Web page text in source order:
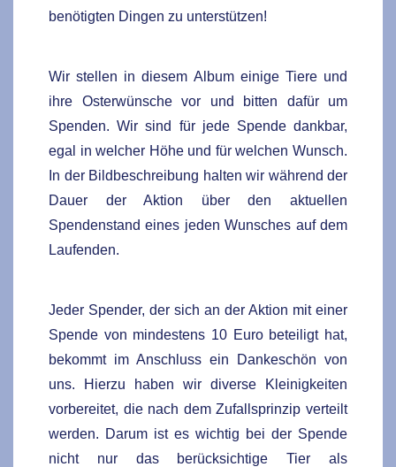
benötigten Dingen zu unterstützen!
Wir stellen in diesem Album einige Tiere und
ihre Osterwünsche vor und bitten dafür um
Spenden. Wir sind für jede Spende dankbar,
egal in welcher Höhe und für welchen Wunsch.
In der Bildbeschreibung halten wir während der
Dauer der Aktion über den aktuellen
Spendenstand eines jeden Wunsches auf dem
Laufenden.
Jeder Spender, der sich an der Aktion mit einer
Spende von mindestens 10 Euro beteiligt hat,
bekommt im Anschluss ein Dankeschön von
uns. Hierzu haben wir diverse Kleinigkeiten
vorbereitet, die nach dem Zufallsprinzip verteilt
werden. Darum ist es wichtig bei der Spende
nicht nur das berücksichtige Tier als